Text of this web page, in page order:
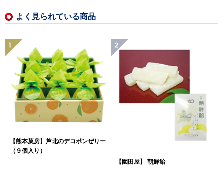
よく見られている商品
【熊本菓房】芦北のデコポンぜりー
（９個入り）
【園田屋】 朝鮮飴